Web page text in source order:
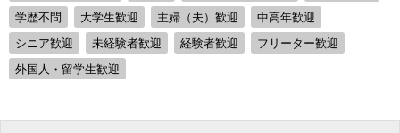
学歴不問
大学生歓迎 主婦（夫）歓迎
中高年歓迎
シニア歓迎
未経験者歓迎 経験者歓迎
フリーター歓迎
外国人・留学生歓迎